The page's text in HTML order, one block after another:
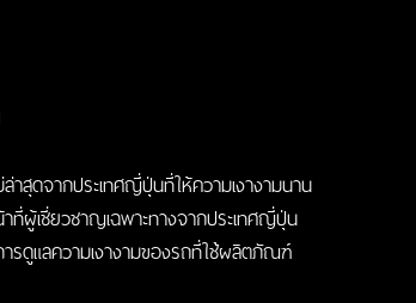
าสุดจากประเทศญี่ปุ่นที่ให้ความเงางามนาน
ที่ผู้เชี่ยวชาญเฉพาะทางจากประเทศญี่ปุ่น
รดูแลความเงางามของรถที่ใช้ผลิตภัณฑ์